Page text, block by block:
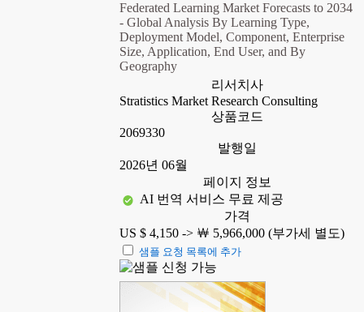
Federated Learning Market Forecasts to 2034
- Global Analysis By Learning Type,
Deployment Model, Component, Enterprise
Size, Application, End User, and By
Geography
리서치사
Stratistics Market Research Consulting
상품코드
2069330
발행일
2026년 06월
페이지 정보
AI 번역 서비스 무료 제공
가격
US $ 4,150 -> ￦ 5,966,000 (부가세 별도)
샘플 요청 목록에 추가